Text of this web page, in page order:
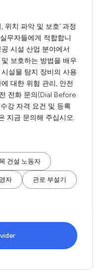
위치 파악 및 보호’ 과정
무자들에게 적합합니
시설 산업 분야에서
보호하는 방법을 배우
설물 탐지 장비의 사용
대한 위험 관리, 안전
전화 문의(Dial Before
강 자격 요건 및 등록
지금 문의해 주십시오.
건설 노동자
자 관로 부설기